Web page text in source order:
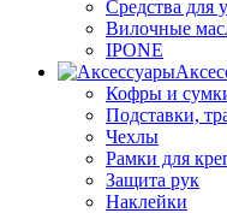
Средства для
Вилочные
IPONE
Кофры и
Подставки,
Чехлы
Рамки для
Защита рук
Наклейки